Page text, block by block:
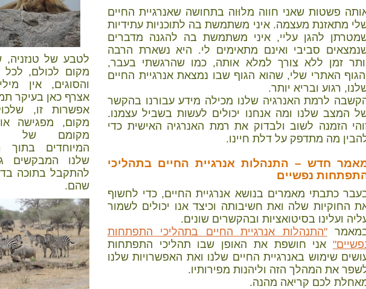
פשטות שאני חווה מלוּוה בתחושה שאנרגיית החיים
מתאזנת מעצמה. איני משתמשת בה לתוכניות עתידיות
להגן עליי, איני משתמשת בה להגנה מדברים
סביבי ואינם מתאימים לי. היא נשארת הרבה
זמן ללא צורך למלא אותה, כמו שהרגשתי בעבר,
האתרי שלי, שהוא הגוף שבו נמצאת אנרגיית החיים
רגוע ובריא יותר.
לרמת האנרגיה שלנו מכילה מידע עבורנו בהקשר
המצב שלנו ומה אנחנו יכולים לעשות בשביל עצמנו.
הזמנה לשוב ולבדוק את רמת האנרגיה האישית כדי
מה מתדפק על דלת חיינו.
חדש – התנהלות אנרגיית החיים בתהליכי
נפשיים
כתבתי מאמרים בנושא אנרגיית החיים, כדי לחשוף
החוקיות שלה ואת חשיבותה וכיצד אנו יכולים לשמור
ועלינו בסיטואציות ובהקשרים שונים.
"התנהלות אנרגיית החיים בתהליכי התפתחות
אני חושפת את האופן שבו תהליכי התפתחות
שימוש באנרגיית החיים שלנו ואת האפשרויות שלנו
את המהלך הזה וליהנות מפירותיו.
לכם קריאה מהנה.
לטבע של טנזניה,
מקום לכולם, לכל
והסוגים, אין
אצרף כאן בעיקר
אפשרות זו,
מקום, מפגישה
מקומם של
המיוחדים בתוך
שלנו המבקשים
להתקבל בתוכה
שהם.